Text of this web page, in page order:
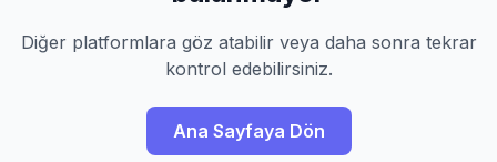
Diğer platformlara göz atabilir veya daha sonra tekrar
kontrol edebilirsiniz.
Ana Sayfaya Dön